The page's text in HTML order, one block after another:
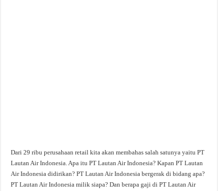
Dari 29 ribu perusahaan retail kita akan membahas salah satunya yaitu PT
Lautan Air Indonesia. Apa itu PT Lautan Air Indonesia? Kapan PT Lautan
Air Indonesia didirikan? PT Lautan Air Indonesia bergerak di bidang apa?
PT Lautan Air Indonesia milik siapa? Dan berapa gaji di PT Lautan Air